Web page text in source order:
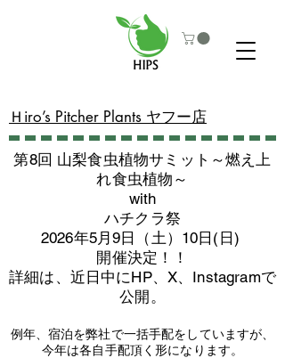
​Ｈiro’s Pitcher Plants ヤフー店
第8回 山梨食虫植物サミット～燃え上
れ食虫植物～
with
​ハチクラ祭
2026年5月9日（土）10日(日)
​開催決定！！
詳細は、近日中にHP、X、Instagramで
公開。
例年、宿泊を弊社で一括手配をしていますが、
今年は各自手配頂く形になります。